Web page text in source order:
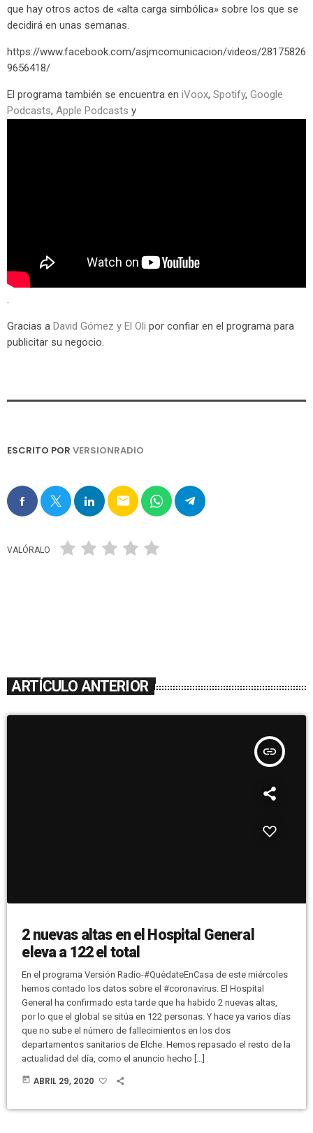
que hay otros actos de «alta carga simbólica» sobre los que se
decidirá en unas semanas.
https://www.facebook.com/asjmcomunicacion/videos/28175826
9656418/
El programa también se encuentra en iVoox, Spotify, Google
Podcasts, Apple Podcasts y
.
Gracias a David Gómez y El Oli por confiar en el programa para
publicitar su negocio.
ESCRITO POR VERSIONRADIO
email
VALÓRALO
ARTÍCULO ANTERIOR
insert_link
2 nuevas altas en el Hospital General
eleva a 122 el total
En el programa Versión Radio-#QuédateEnCasa de este miércoles
hemos contado los datos sobre el #coronavirus. El Hospital
General ha confirmado esta tarde que ha habido 2 nuevas altas,
por lo que el global se sitúa en 122 personas. Y hace ya varios días
que no sube el número de fallecimientos en los dos
departamentos sanitarios de Elche. Hemos repasado el resto de la
actualidad del día, como el anuncio hecho […]
today ABRIL 29, 2020